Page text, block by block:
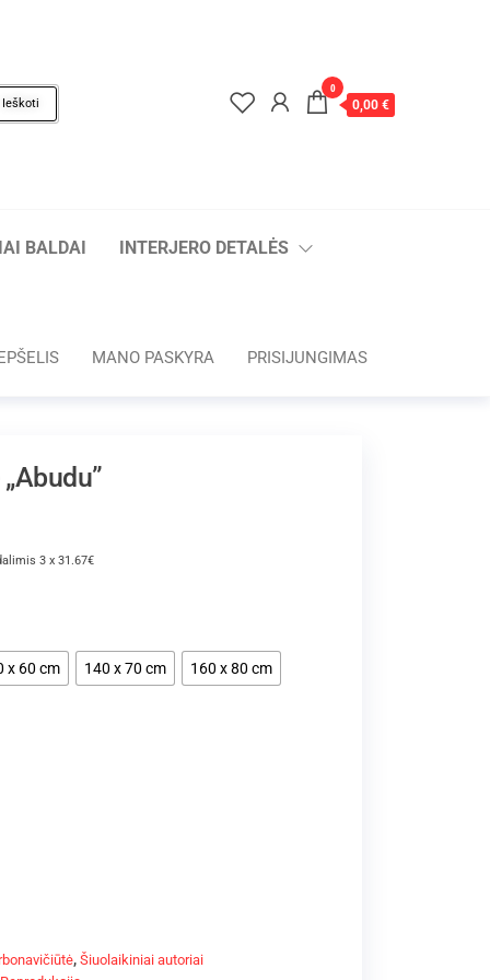
Ieškoti
0
0,00 €
BALDAI INTERJERO DETALĖS
MANO PASKYRA PRISIJUNGIMAS
3 x 31.67€
x 60 cm 140 x 70 cm 160 x 80 cm
, Šiuolaikiniai autoriai